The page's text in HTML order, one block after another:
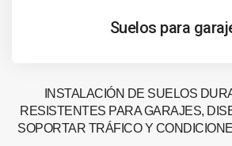
Suelos para
INSTALACIÓN DE SUELOS
RESISTENTES PARA GARAJES,
SOPORTAR TRÁFICO Y